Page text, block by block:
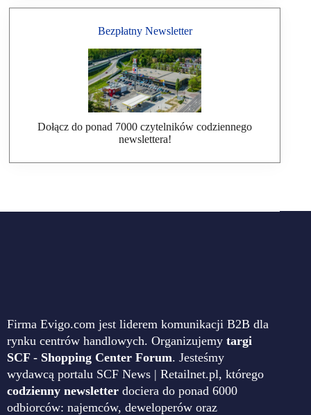
Bezpłatny Newsletter
Dołącz do ponad 7000 czytelników codziennego
newslettera!
Firma Evigo.com jest liderem komunikacji B2B dla
rynku centrów handlowych. Organizujemy targi
SCF - Shopping Center Forum. Jesteśmy
wydawcą portalu SCF News | Retailnet.pl, którego
codzienny newsletter dociera do ponad 6000
odbiorców: najemców, deweloperów oraz